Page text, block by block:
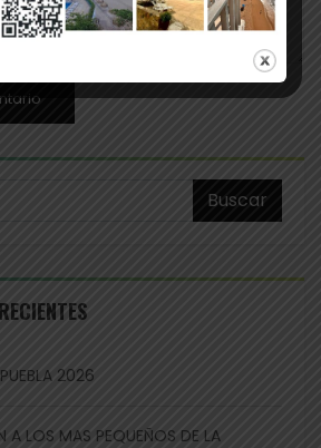
Buscar
2026
A LOS MAS PEQUEÑOS DE LA